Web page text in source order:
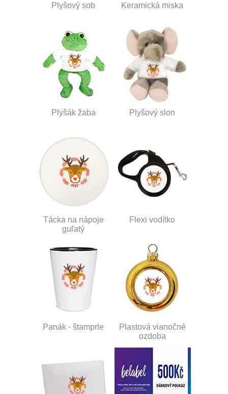
Plyšový sob Keramická miska
Plyšák žaba Plyšový slon
Tácka na nápoje
guľatý
Flexi vodítko
Panák - štamprle
Plastová vianočné
ozdoba